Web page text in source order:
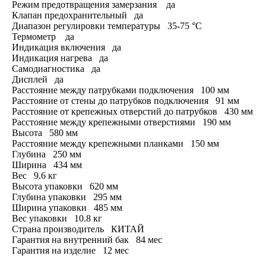
Режим предотвращения замерзания да
Клапан предохранительный да
Диапазон регулировки температуры 35-75 °С
Термометр да
Индикация включения да
Индикация нагрева да
Самодиагностика да
Дисплей да
Расстояние между патрубками подключения 100 мм
Расстояние от стены до патрубков подключения 91 мм
Расстояние от крепежных отверстий до патрубков 430 мм
Расстояние между крепежными отверстиями 190 мм
Высота 580 мм
Расстояние между крепежными планками 150 мм
Глубина 250 мм
Ширина 434 мм
Вес 9.6 кг
Высота упаковки 620 мм
Глубина упаковки 295 мм
Ширина упаковки 485 мм
Вес упаковки 10.8 кг
Страна производитель КИТАЙ
Гарантия на внутренний бак 84 мес
Гарантия на изделие 12 мес